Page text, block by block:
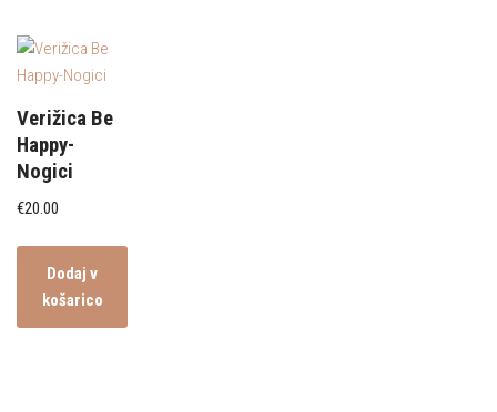
Verižica Be
Happy-
Nogici
€20.00
Dodaj v
košarico